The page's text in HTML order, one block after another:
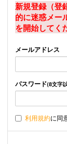
新規登録（登
的に迷惑メー
を開始してく
メールアドレス
パスワード(8文字
利用規約に同